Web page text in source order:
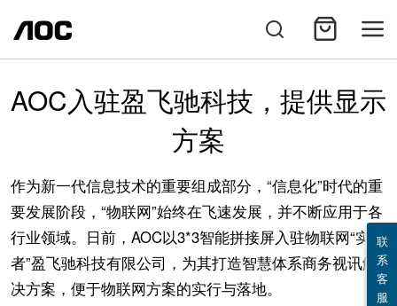
AOC入驻盈飞驰科技，提供显示
方案
作为新一代信息技术的重要组成部分，“信息化”时代的重
要发展阶段，“物联网”始终在飞速发展，并不断应用于各
行业领域。日前，AOC以3*3智能拼接屏入驻物联网“实践
者”盈飞驰科技有限公司，为其打造智慧体系商务视讯解
决方案，便于物联网方案的实行与落地。
联
系
客
服